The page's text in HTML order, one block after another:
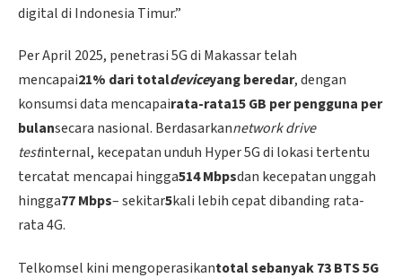
digital di Indonesia Timur.”
Per April 2025, penetrasi 5G di Makassar telah
mencapai21% dari totaldeviceyang beredar, dengan
konsumsi data mencapairata-rata15 GB per pengguna per
bulansecara nasional. Berdasarkannetwork drive
testinternal, kecepatan unduh Hyper 5G di lokasi tertentu
tercatat mencapai hingga514 Mbpsdan kecepatan unggah
hingga77 Mbps– sekitar5kali lebih cepat dibanding rata-
rata 4G.
Telkomsel kini mengoperasikantotal sebanyak 73 BTS 5G